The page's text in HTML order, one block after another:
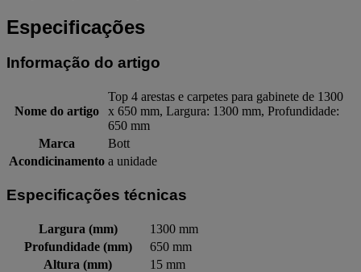
Especificações
Informação do artigo
Nome do artigo
Top 4 arestas e carpetes para gabinete de 1300
x 650 mm, Largura: 1300 mm, Profundidade:
650 mm
Marca
Bott
Acondicinamento a unidade
Especificações técnicas
Largura (mm)
1300 mm
Profundidade (mm)
650 mm
Altura (mm)
15 mm